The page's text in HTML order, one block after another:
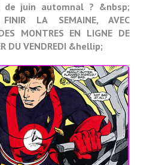
de juin automnal ? &nbsp;
LA SEMAINE, AVEC
MONTRES EN LIGNE DE
DU VENDREDI &hellip;